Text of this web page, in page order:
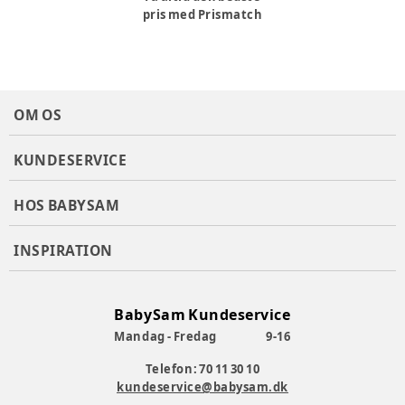
5-punktssele med skulder- og nedre spændedæksler, der
nemt strammes med en trækbevægelse
Denne autostol er ideel for forældre, der ønsker en
pris med Prismatch
OM OS
KUNDESERVICE
HOS BABYSAM
INSPIRATION
BabySam Kundeservice
Mandag - Fredag
9-16
Telefon: 70 11 30 10
kundeservice@babysam.dk